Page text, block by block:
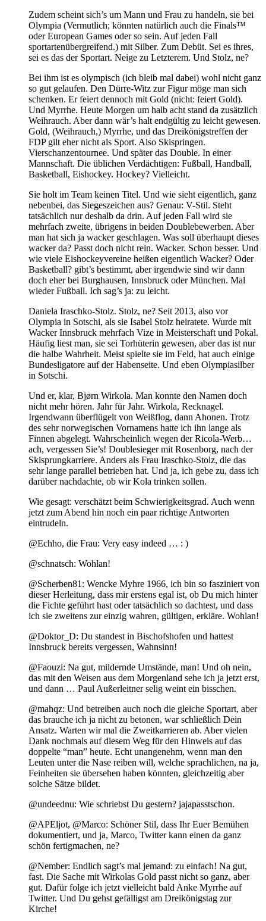
Zudem scheint sich’s um Mann und Frau zu handeln, sie bei
Olympia (Vermutlich; könnten natürlich auch die Finals™
oder European Games oder so sein. Auf jeden Fall
sportartenübergreifend.) mit Silber. Zum Debüt. Sei es ihres,
sei es das der Sportart. Neige zu Letzterem. Und Stolz, ne?
Bei ihm ist es olympisch (ich bleib mal dabei) wohl nicht ganz
so gut gelaufen. Den Dürre-Witz zur Figur möge man sich
schenken. Er feiert dennoch mit Gold (nicht: feiert Gold).
Und Myrrhe. Heute Morgen um halb acht stand da zusätzlich
Weihrauch. Aber dann wär’s halt endgültig zu leicht gewesen.
Gold, (Weihrauch,) Myrrhe, und das Dreikönigstreffen der
FDP gilt eher nicht als Sport. Also Skispringen.
Vierschanzentournee. Und später das Double. In einer
Mannschaft. Die üblichen Verdächtigen: Fußball, Handball,
Basketball, Eishockey. Hockey? Vielleicht.
Sie holt im Team keinen Titel. Und wie sieht eigentlich, ganz
nebenbei, das Siegeszeichen aus? Genau: V-Stil. Steht
tatsächlich nur deshalb da drin. Auf jeden Fall wird sie
mehrfach zweite, übrigens in beiden Doublebewerben. Aber
man hat sich ja wacker geschlagen. Was soll überhaupt dieses
wacker da? Passt doch nicht rein. Wacker. Schon besser. Und
wie viele Eishockeyvereine heißen eigentlich Wacker? Oder
Basketball? gibt’s bestimmt, aber irgendwie sind wir dann
doch eher bei Burghausen, Innsbruck oder München. Mal
wieder Fußball. Ich sag’s ja: zu leicht.
Daniela Iraschko-Stolz. Stolz, ne? Seit 2013, also vor
Olympia in Sotschi, als sie Isabel Stolz heiratete. Wurde mit
Wacker Innsbruck mehrfach Vize in Meisterschaft und Pokal.
Häufig liest man, sie sei Torhüterin gewesen, aber das ist nur
die halbe Wahrheit. Meist spielte sie im Feld, hat auch einige
Bundesligatore auf der Habenseite. Und eben Olympiasilber
in Sotschi.
Und er, klar, Bjørn Wirkola. Man konnte den Namen doch
nicht mehr hören. Jahr für Jahr. Wirkola, Recknagel.
Irgendwann überflügelt von Weißflog, dann Ahonen. Trotz
des sehr norwegischen Vornamens hatte ich ihn lange als
Finnen abgelegt. Wahrscheinlich wegen der Ricola-Werb…
ach, vergessen Sie’s! Doublesieger mit Rosenborg, nach der
Skisprungkarriere. Anders als Frau Iraschko-Stolz, die das
sehr lange parallel betrieben hat. Und ja, ich gebe zu, dass ich
darüber nachdachte, ob wir Kola trinken sollen.
Wie gesagt: verschätzt beim Schwierigkeitsgrad. Auch wenn
jetzt zum Abend hin noch ein paar richtige Antworten
eintrudeln.
@Echho, die Frau: Very easy indeed … : )
@schnatsch: Wohlan!
@Scherben81: Wencke Myhre 1966, ich bin so fasziniert von
dieser Herleitung, dass mir erstens egal ist, ob Du mich hinter
die Fichte geführt hast oder tatsächlich so dachtest, und dass
ich sie zweitens zur einzig wahren, gültigen, erkläre. Wohlan!
@Doktor_D: Du standest in Bischofshofen und hattest
Innsbruck bereits vergessen, Wahnsinn!
@Faouzi: Na gut, mildernde Umstände, man! Und oh nein,
das mit den Weisen aus dem Morgenland sehe ich ja jetzt erst,
und dann … Paul Außerleitner selig weint ein bisschen.
@mahqz: Und betreiben auch noch die gleiche Sportart, aber
das brauche ich ja nicht zu betonen, war schließlich Dein
Ansatz. Warten wir mal die Zweitkarrieren ab. Aber vielen
Dank nochmals auf diesem Weg für den Hinweis auf das
doppelte “man” heute. Echt unangenehm, wenn man den
Leuten unter die Nase reiben will, welche sprachlichen, na ja,
Feinheiten sie übersehen haben könnten, gleichzeitig aber
solche Sätze bildet.
@undeednu: Wie schriebst Du gestern? jajapasstschon.
@APEljot, @Marco: Schöner Stil, dass Ihr Euer Bemühen
dokumentiert, und ja, Marco, Twitter kann einen da ganz
schön fertigmachen, ne?
@Nember: Endlich sagt’s mal jemand: zu einfach! Na gut,
fast. Die Sache mit Wirkolas Gold passt nicht so ganz, aber
gut. Dafür folge ich jetzt vielleicht bald Anke Myrrhe auf
Twitter. Und Du gehst gefälligst am Dreikönigstag zur
Kirche!